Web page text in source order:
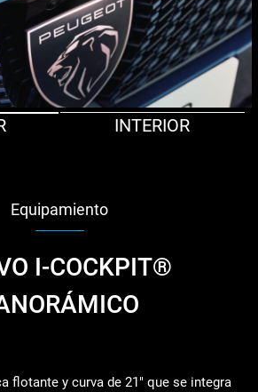
INTERIOR
Equipamiento
I-COCKPIT®
flotante y curva de 21" que se integra